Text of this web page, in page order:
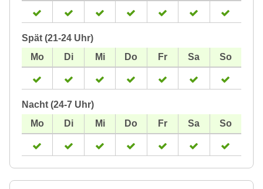
Spät (21-24 Uhr)
Nacht (24-7 Uhr)